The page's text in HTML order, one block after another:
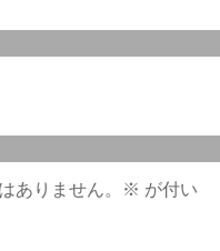
ありません。 ※ が付い